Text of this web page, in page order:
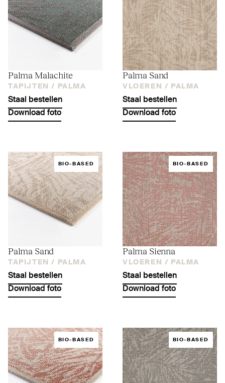
Palma Malachite
TAPIJTEN / PALMA
Staal bestellen
Download foto
Palma Sand
VLOEREN / PALMA
Staal bestellen
Download foto
BIO-BASED
Palma Sand
TAPIJTEN / PALMA
Staal bestellen
Download foto
BIO-BASED
Palma Sienna
VLOEREN / PALMA
Staal bestellen
Download foto
BIO-BASED BIO-BASED